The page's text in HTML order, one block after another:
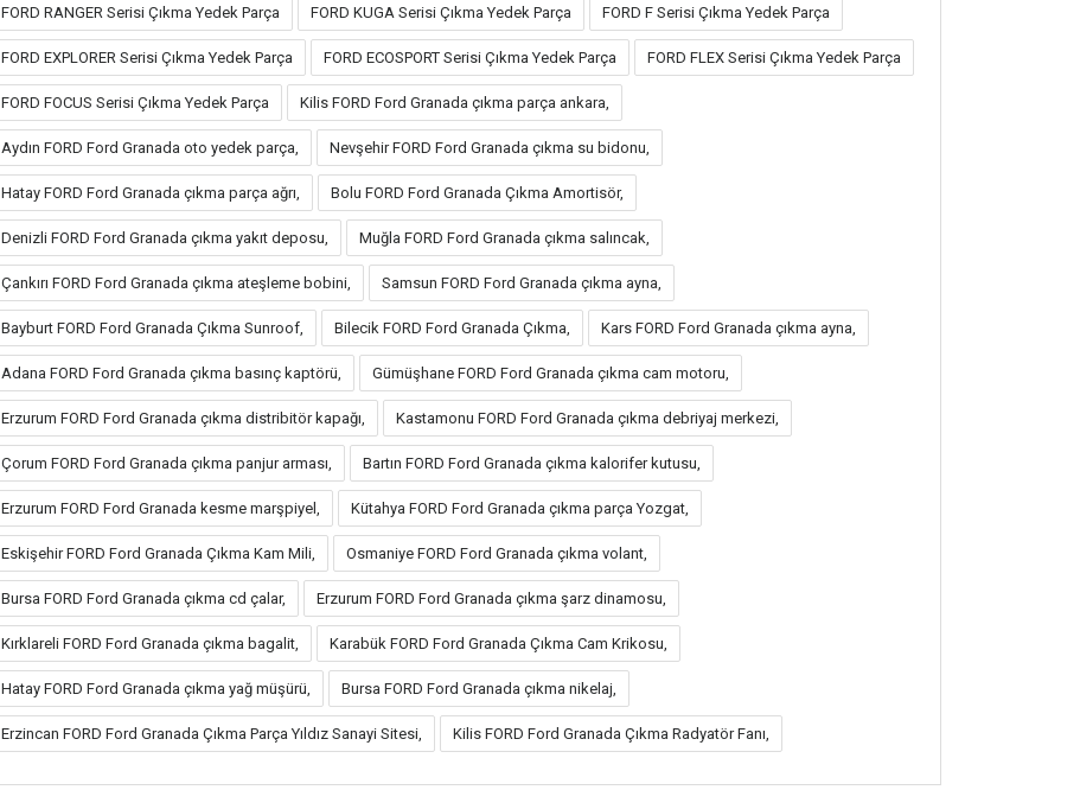
FORD RANGER Serisi Çıkma Yedek Parça FORD KUGA Serisi Çıkma Yedek Parça FORD F Serisi Çıkma Yedek Parça
FORD EXPLORER Serisi Çıkma Yedek Parça FORD ECOSPORT Serisi Çıkma Yedek Parça FORD FLEX Serisi Çıkma Yedek Parça
FORD FOCUS Serisi Çıkma Yedek Parça Kilis FORD Ford Granada çıkma parça ankara,
Aydın FORD Ford Granada oto yedek parça, Nevşehir FORD Ford Granada çıkma su bidonu,
Hatay FORD Ford Granada çıkma parça ağrı, Bolu FORD Ford Granada Çıkma Amortisör,
Denizli FORD Ford Granada çıkma yakıt deposu, Muğla FORD Ford Granada çıkma salıncak,
Çankırı FORD Ford Granada çıkma ateşleme bobini, Samsun FORD Ford Granada çıkma ayna,
Bayburt FORD Ford Granada Çıkma Sunroof, Bilecik FORD Ford Granada Çıkma, Kars FORD Ford Granada çıkma ayna,
Adana FORD Ford Granada çıkma basınç kaptörü, Gümüşhane FORD Ford Granada çıkma cam motoru,
Erzurum FORD Ford Granada çıkma distribitör kapağı, Kastamonu FORD Ford Granada çıkma debriyaj merkezi,
Çorum FORD Ford Granada çıkma panjur arması, Bartın FORD Ford Granada çıkma kalorifer kutusu,
Erzurum FORD Ford Granada kesme marşpiyel, Kütahya FORD Ford Granada çıkma parça Yozgat,
Eskişehir FORD Ford Granada Çıkma Kam Mili, Osmaniye FORD Ford Granada çıkma volant,
Bursa FORD Ford Granada çıkma cd çalar, Erzurum FORD Ford Granada çıkma şarz dinamosu,
Kırklareli FORD Ford Granada çıkma bagalit, Karabük FORD Ford Granada Çıkma Cam Krikosu,
Hatay FORD Ford Granada çıkma yağ müşürü, Bursa FORD Ford Granada çıkma nikelaj,
Erzincan FORD Ford Granada Çıkma Parça Yıldız Sanayi Sitesi, Kilis FORD Ford Granada Çıkma Radyatör Fanı,